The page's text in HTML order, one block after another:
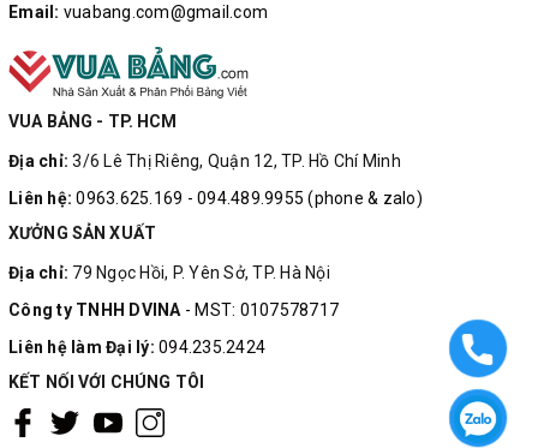
Email: vuabang.com@gmail.com
VUA BẢNG - TP. HCM
Địa chỉ:3/6 Lê Thị Riêng, Quận 12, TP. Hồ Chí Minh
Liên hệ:0963.625.169 - 094.489.9955 (phone & zalo)
XƯỞNG SẢN XUẤT
Địa chỉ: 79 Ngọc Hồi, P. Yên Sở, TP. Hà Nội
Công ty TNHH DVINA - MST: 0107578717
Liên hệ làm Đại lý: 094.235.2424
KẾT NỐI VỚI CHÚNG TÔI